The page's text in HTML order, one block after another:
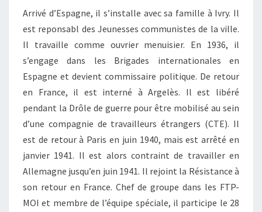
Arrivé d’Espagne, il s’installe avec sa famille à Ivry. Il
est reponsabl des Jeunesses communistes de la ville.
Il travaille comme ouvrier menuisier. En 1936, il
s’engage dans les Brigades internationales en
Espagne et devient commissaire politique. De retour
en France, il est interné à Argelès. Il est libéré
pendant la Drôle de guerre pour être mobilisé au sein
d’une compagnie de travailleurs étrangers (CTE). Il
est de retour à Paris en juin 1940, mais est arrêté en
janvier 1941. Il est alors contraint de travailler en
Allemagne jusqu’en juin 1941. Il rejoint la Résistance à
son retour en France. Chef de groupe dans les FTP-
MOI et membre de l’équipe spéciale, il participe le 28